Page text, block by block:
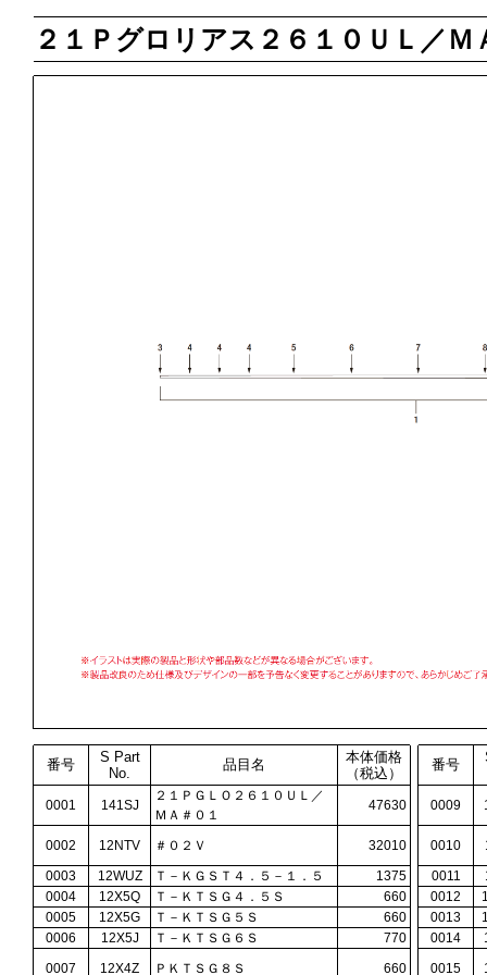
２１Ｐグロリアス２６１０ＵＬ／Ｍ
番号
S Part
No.
品目名
本体価格
（税込）
番号
0001 141SJ
２１ＰＧＬＯ２６１０ＵＬ／
ＭＡ＃０１
47630 0009
0002 12NTV ＃０２Ｖ 32010 0010
0003
12WUZ Ｔ－ＫＧＳＴ４．５－１．５ 1375 0011
0004
12X5Q Ｔ－ＫＴＳＧ４．５Ｓ 660 0012
0005
12X5G Ｔ－ＫＴＳＧ５Ｓ 660 0013
0006
12X5J Ｔ－ＫＴＳＧ６Ｓ 770 0014
0007
12X4Z ＰＫＴＳＧ８Ｓ 660 0015